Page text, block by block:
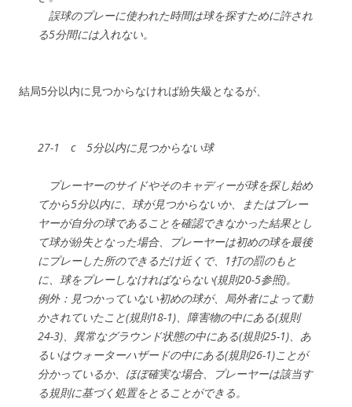
誤球のプレーに使われた時間は球を探すために許され
る5分間には入れない。
結局5分以内に見つからなければ紛失級となるが、
27-1 c 5分以内に見つからない球
プレーヤーのサイドやそのキャディーが球を探し始め
てから5分以内に、球が見つからないか、またはプレー
ヤーが自分の球であることを確認できなかった結果とし
て球が紛失となった場合、プレーヤーは初めの球を最後
にプレーした所のできるだけ近くで、1打の罰のもと
に、球をプレーしなければならない(規則20-5参照)。
例外：見つかっていない初めの球が、局外者によって動
かされていたこと(規則18-1)、障害物の中にある(規則
24-3)、異常なグラウンド状態の中にある(規則25-1)、あ
るいはウォーターハザードの中にある(規則26-1)ことが
分かっているか、ほぼ確実な場合、プレーヤーは該当す
る規則に基づく処置をとることができる。